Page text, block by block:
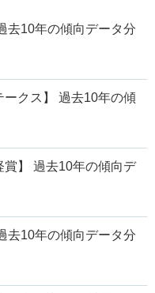
去10年の傾向データ分
ークス】 過去10年の傾
賞】 過去10年の傾向デ
去10年の傾向データ分